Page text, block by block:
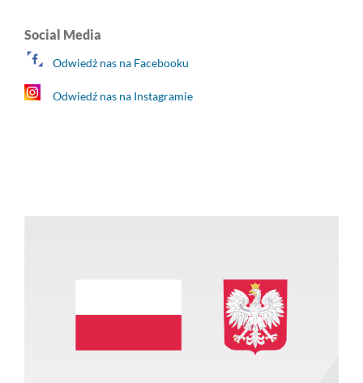
Social Media
Odwiedż nas na Facebooku
Odwiedź nas na Instagramie